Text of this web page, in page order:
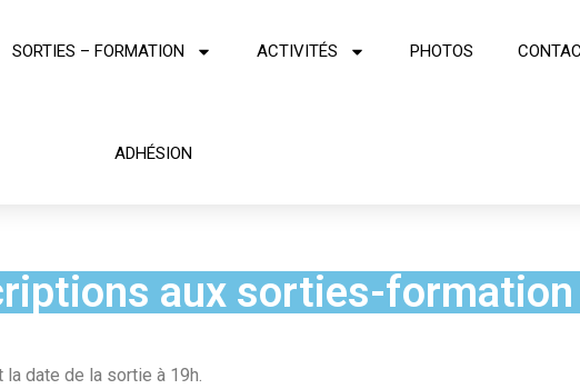
SORTIES – FORMATION ACTIVITÉS PHOTOS
ADHÉSION
aux sorties-formation
date de la sortie à 19h.